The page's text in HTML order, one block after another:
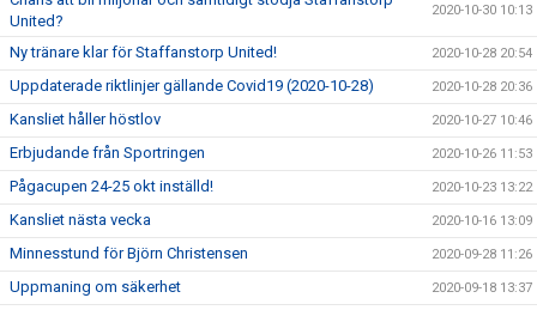
United?
2020-10-30 10:13
Ny tränare klar för Staffanstorp United! 2020-10-28 20:54
Uppdaterade riktlinjer gällande Covid19 (2020-10-28) 2020-10-28 20:36
Kansliet håller höstlov 2020-10-27 10:46
Erbjudande från Sportringen 2020-10-26 11:53
Pågacupen 24-25 okt inställd! 2020-10-23 13:22
Kansliet nästa vecka 2020-10-16 13:09
Minnesstund för Björn Christensen 2020-09-28 11:26
Uppmaning om säkerhet 2020-09-18 13:37